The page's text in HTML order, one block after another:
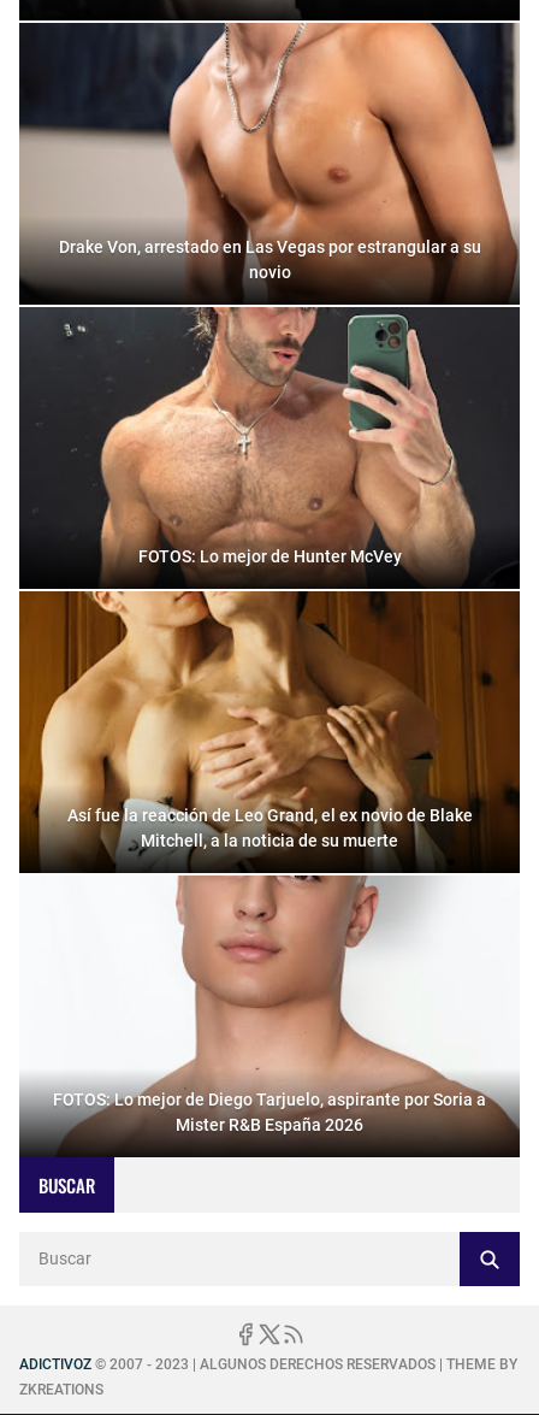
Drake Von, arrestado en Las Vegas por estrangular a su
novio
FOTOS: Lo mejor de Hunter McVey
Así fue la reacción de Leo Grand, el ex novio de Blake
Mitchell, a la noticia de su muerte
FOTOS: Lo mejor de Diego Tarjuelo, aspirante por Soria a
Mister R&B España 2026
BUSCAR
ADICTIVOZ © 2007 - 2023 | ALGUNOS DERECHOS RESERVADOS | THEME BY
ZKREATIONS